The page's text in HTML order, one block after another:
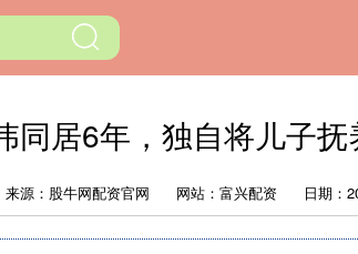
同居6年，独自将儿子
来源：股牛网配资官网 网站：富兴配资 日期：